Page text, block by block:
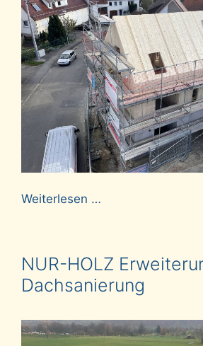
Weiterlesen …
NUR-HOLZ
Dachsanierung